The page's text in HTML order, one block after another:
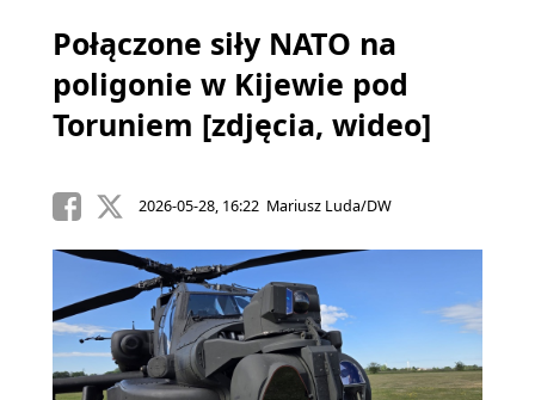
Połączone siły NATO na
poligonie w Kijewie pod
Toruniem [zdjęcia, wideo]
2026-05-28, 16:22 Mariusz Luda/DW